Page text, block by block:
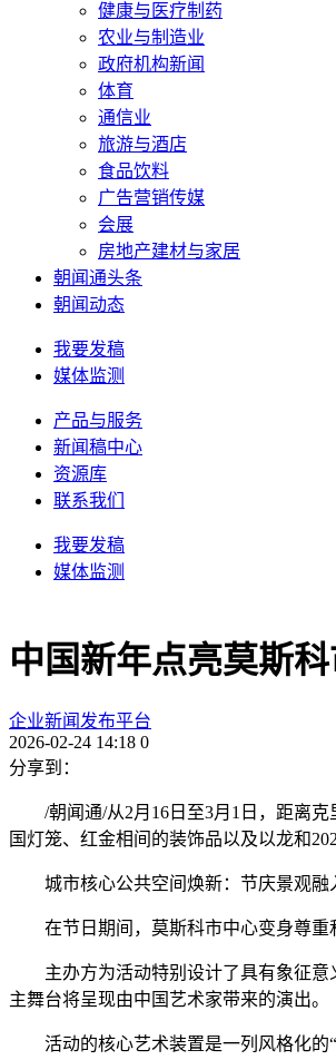
健康与医疗制药
农业与制造业
政府机构新闻
体育
通信业
旅游与酒店
食品饮料
广告营销传媒
会展
房地产建材与家居
朝闻通头条
朝闻动态
我要发稿
媒体监测
产品与服务
新闻稿中心
资源库
联系我们
我要发稿
媒体监测
中国新年点亮莫斯
企业新闻发布平台
2026-02-24 14:18 0
分享到：
/朝闻通/从2月16日至3月1日，距离克
国灯笼、红金相间的装饰品以及以龙和
城市核心公共空间焕新：节庆景观融
在节日期间，莫斯科市中心变身尊重
主办方为活动特别设计了具有象征意义
主舞台将呈现由中国艺术家带来的演出。
活动的核心艺术装置是一列风格化的“